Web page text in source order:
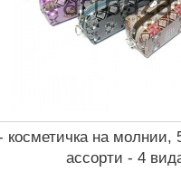
косметичка на молнии,
ассорти - 4